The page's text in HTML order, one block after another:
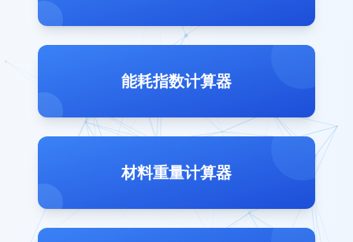
能耗指数计算器
材料重量计算器